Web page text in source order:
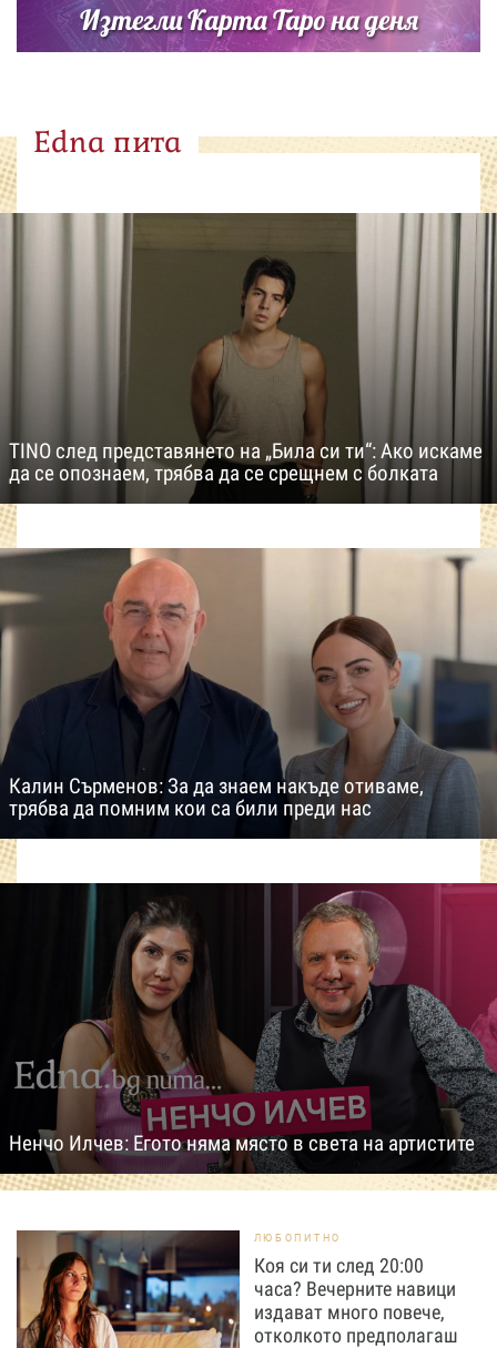
Изтегли Карта Таро на деня
Edna пита
TINO след представянето на „Била си ти“: Ако искаме
да се опознаем, трябва да се срещнем с болката
Калин Сърменов: За да знаем накъде отиваме,
трябва да помним кои са били преди нас
Ненчо Илчев: Егото няма място в света на артистите
ЛЮБОПИТНО
Коя си ти след 20:00
часа? Вечерните навици
издават много повече,
отколкото предполагаш